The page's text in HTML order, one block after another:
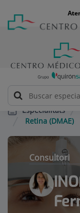
contingut
Especialitats
Retina (DMAE)
Consultori